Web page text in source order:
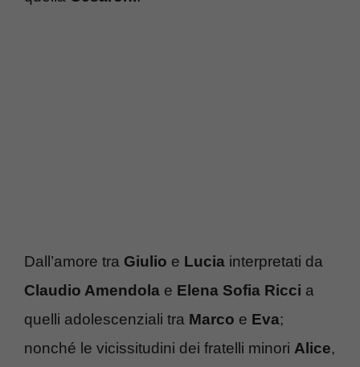
Dall’amore tra Giulio e Lucia interpretati da
Claudio Amendola e Elena Sofia Ricci a
quelli adolescenziali tra Marco e Eva;
nonché le vicissitudini dei fratelli minori Alice,